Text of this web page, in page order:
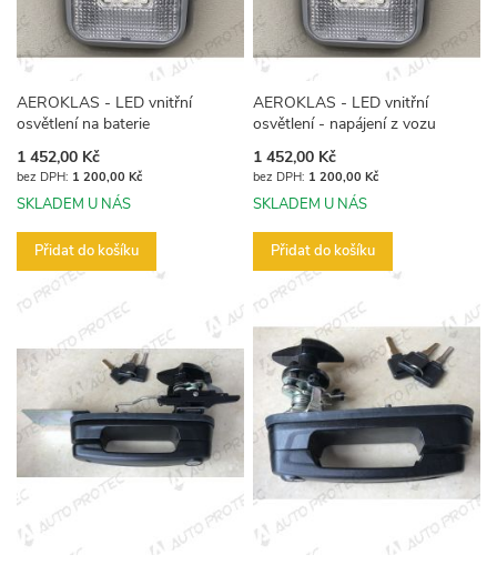
AEROKLAS - LED vnitřní
osvětlení na baterie
1 452,00 Kč
1 200,00 Kč
SKLADEM U NÁS
Přidat do košíku
AEROKLAS - LED vnitřní
osvětlení - napájení z vozu
1 452,00 Kč
1 200,00 Kč
SKLADEM U NÁS
Přidat do košíku